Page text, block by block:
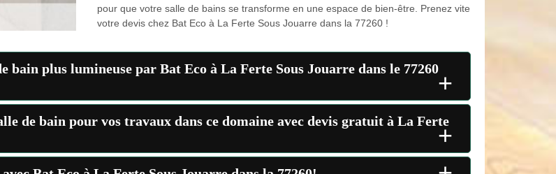
pour que votre salle de bains se transforme en une espace de bien-être. Prenez vite
votre devis chez Bat Eco à La Ferte Sous Jouarre dans la 77260 !
bain plus lumineuse par Bat Eco à La Ferte Sous Jouarre dans le 77260+
de bain pour vos travaux dans ce domaine avec devis gratuit à La Ferte
+